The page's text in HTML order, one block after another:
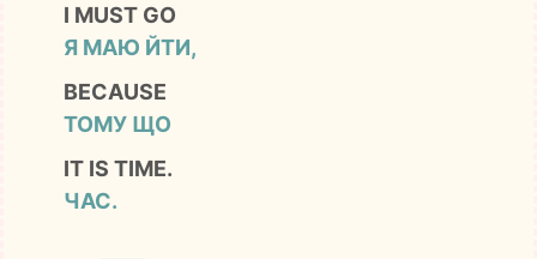
I MUST GO
Я МАЮ ЙТИ,
BECAUSE
ТОМУ ЩО
IT IS TIME.
ЧАС.